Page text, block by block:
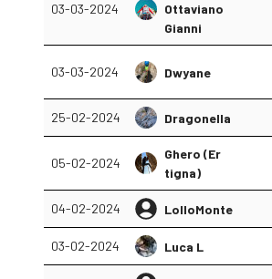
03-03-2024
Ottaviano
Gianni
03-03-2024 Dwyane
25-02-2024 Dragonella
05-02-2024
Ghero (Er
tigna)
04-02-2024 LolloMonte
03-02-2024 Luca L